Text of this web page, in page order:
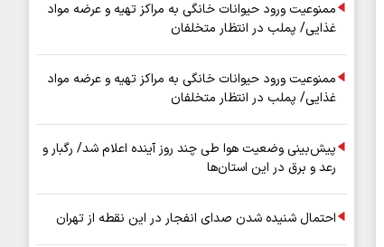
ممنوعیت ورود حیوانات خانگی به مراکز تهیه و عرضه مواد
غذایی/ پملب در انتظار متخلفان
ممنوعیت ورود حیوانات خانگی به مراکز تهیه و عرضه مواد
غذایی/ پملب در انتظار متخلفان
پیش‌بینی وضعیت هوا طی چند روز آینده اعلام شد/ رگبار و
رعد و برق در این استان‌ها
احتمال شنیده شدن صدای انفجار در این نقطه از تهران